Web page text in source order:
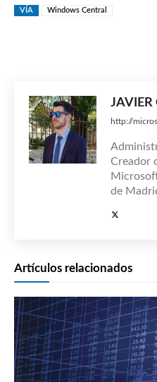
VÍA Windows Central
JAVIER
http://
Creador
de
Artículos relacionados